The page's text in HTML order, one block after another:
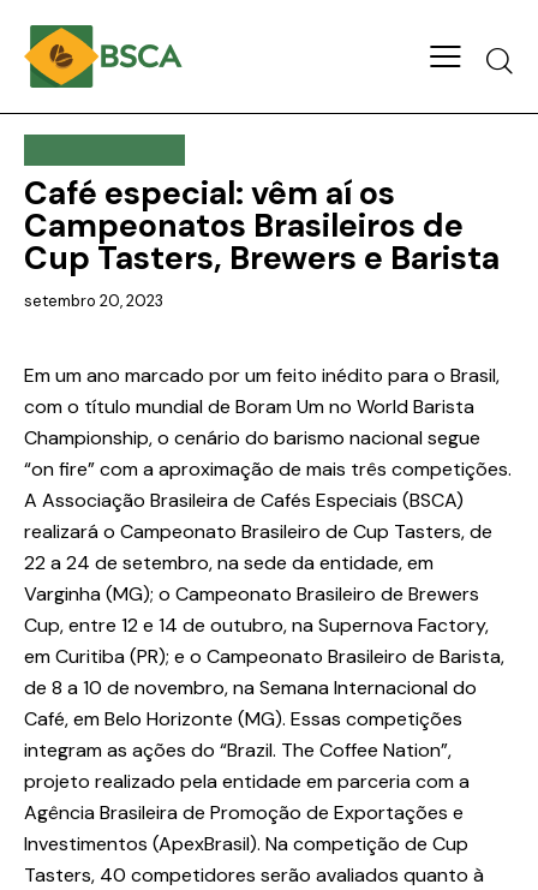
Café especial: vêm aí os
Campeonatos Brasileiros de
Cup Tasters, Brewers e Barista
setembro 20, 2023
Em um ano marcado por um feito inédito para o Brasil,
com o título mundial de Boram Um no World Barista
Championship, o cenário do barismo nacional segue
“on fire” com a aproximação de mais três competições.
A Associação Brasileira de Cafés Especiais (BSCA)
realizará o Campeonato Brasileiro de Cup Tasters, de
22 a 24 de setembro, na sede da entidade, em
Varginha (MG); o Campeonato Brasileiro de Brewers
Cup, entre 12 e 14 de outubro, na Supernova Factory,
em Curitiba (PR); e o Campeonato Brasileiro de Barista,
de 8 a 10 de novembro, na Semana Internacional do
Café, em Belo Horizonte (MG). Essas competições
integram as ações do “Brazil. The Coffee Nation”,
projeto realizado pela entidade em parceria com a
Agência Brasileira de Promoção de Exportações e
Investimentos (ApexBrasil). Na competição de Cup
Tasters, 40 competidores serão avaliados quanto à